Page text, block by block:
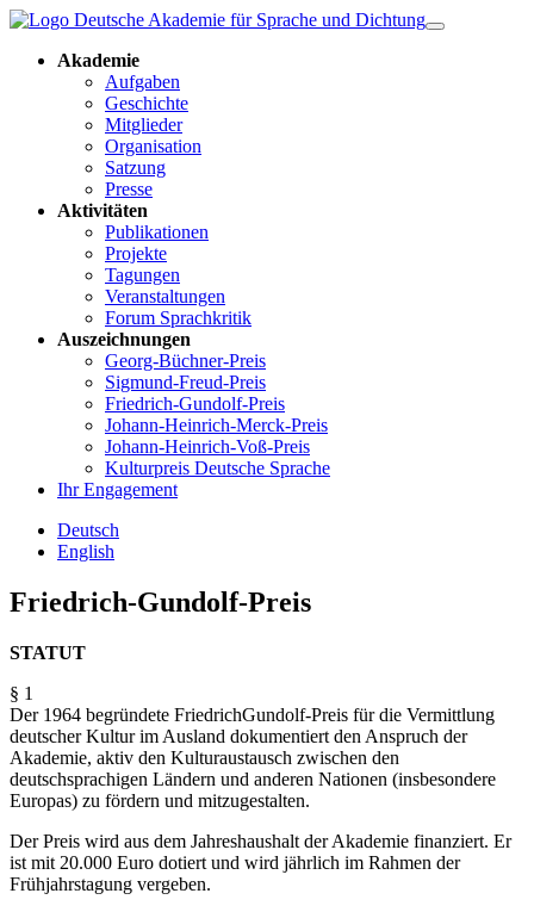
Akademie
Aufgaben
Geschichte
Mitglieder
Organisation
Satzung
Presse
Aktivitäten
Publikationen
Projekte
Tagungen
Veranstaltungen
Forum Sprachkritik
Auszeichnungen
Georg-Büchner-Preis
Sigmund-Freud-Preis
Friedrich-Gundolf-Preis
Johann-Heinrich-Merck-Preis
Johann-Heinrich-Voß-Preis
Kulturpreis Deutsche Sprache
Ihr Engagement
Deutsch
English
Friedrich-Gundolf-Preis
STATUT
§ 1
Der 1964 begründete Friedrich­Gundolf-Preis für die Vermittlung
deutscher Kultur im Ausland dokumentiert den Anspruch der
Akademie, aktiv den Kulturaustausch zwischen den
deutschsprachigen Ländern und anderen Nationen (insbesondere
Europas) zu fördern und mitzugestalten.
Der Preis wird aus dem Jahreshaushalt der Akademie finanziert. Er
ist mit 20.000 Euro dotiert und wird jährlich im Rahmen der
Frühjahrstagung vergeben.